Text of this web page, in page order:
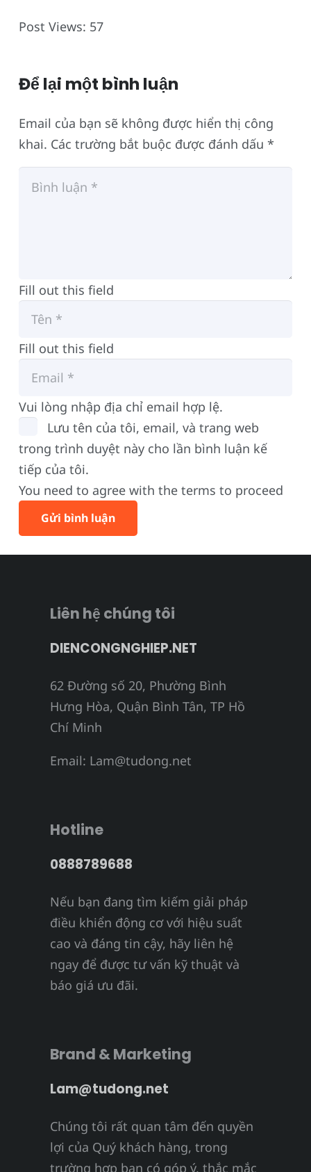
Post Views: 57
Để lại một bình luận
Email của bạn sẽ không được hiển thị công
khai. Các trường bắt buộc được đánh dấu *
Fill out this field
Fill out this field
Vui lòng nhập địa chỉ email hợp lệ.
Lưu tên của tôi, email, và trang web
trong trình duyệt này cho lần bình luận kế
tiếp của tôi.
You need to agree with the terms to proceed
Gửi bình luận
Liên hệ chúng tôi
DIENCONGNGHIEP.NET
62 Đường số 20, Phường Bình
Hưng Hòa, Quận Bình Tân, TP Hồ
Chí Minh
Email: Lam@tudong.net
Hotline
0888789688
Nếu bạn đang tìm kiếm giải pháp
điều khiển động cơ với hiệu suất
cao và đáng tin cậy, hãy liên hệ
ngay để được tư vấn kỹ thuật và
báo giá ưu đãi.
Brand & Marketing
Lam@tudong.net
Chúng tôi rất quan tâm đến quyền
lợi của Quý khách hàng, trong
trường hợp bạn có góp ý, thắc mắc